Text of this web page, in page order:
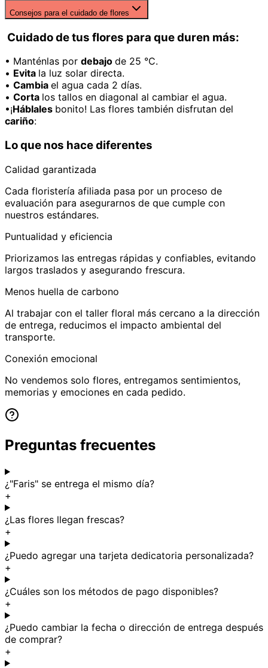
Consejos para el cuidado de flores
Cuidado de tus flores para que duren más:
• Manténlas por debajo de 25 °C.
• Evita la luz solar directa.
• Cambia el agua cada 2 días.
• Corta los tallos en diagonal al cambiar el agua.
•¡Háblales bonito! Las flores también disfrutan del
cariño:
Lo que nos hace diferentes
Calidad garantizada
Cada floristería afiliada pasa por un proceso de
evaluación para asegurarnos de que cumple con
nuestros estándares.
Puntualidad y eficiencia
Priorizamos las entregas rápidas y confiables, evitando
largos traslados y asegurando frescura.
Menos huella de carbono
Al trabajar con el taller floral más cercano a la dirección
de entrega, reducimos el impacto ambiental del
transporte.
Conexión emocional
No vendemos solo flores, entregamos sentimientos,
memorias y emociones en cada pedido.
Preguntas frecuentes
¿"Faris" se entrega el mismo día?
+
¿Las flores llegan frescas?
+
¿Puedo agregar una tarjeta dedicatoria personalizada?
+
¿Cuáles son los métodos de pago disponibles?
+
¿Puedo cambiar la fecha o dirección de entrega después
de comprar?
+